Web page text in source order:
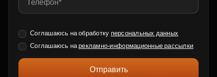
Соглашаюсь на обработку персональных данных
Соглашаюсь нарекламно-информационные рассылки
Отправить